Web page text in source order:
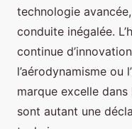
technologie
conduite inégalée.
continue
l’aérodynamisme ou
marque excelle
sont autant une